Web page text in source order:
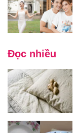
Đọc nhiều